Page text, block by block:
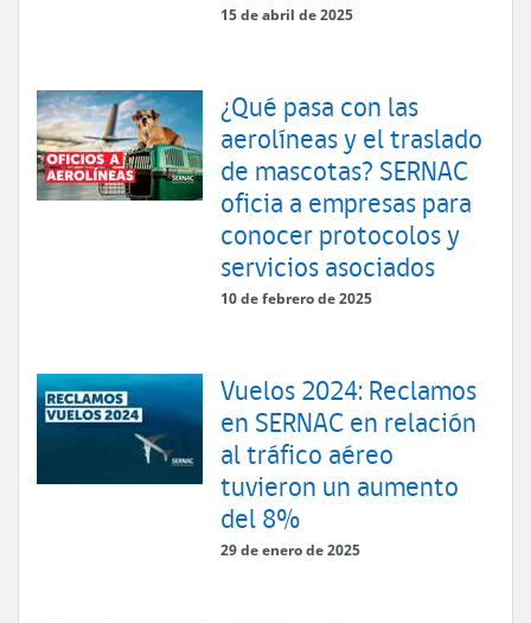
15 de abril de 2025
¿Qué pasa con las
aerolíneas y el traslado
de mascotas? SERNAC
oficia a empresas para
conocer protocolos y
servicios asociados
10 de febrero de 2025
Vuelos 2024: Reclamos
en SERNAC en relación
al tráfico aéreo
tuvieron un aumento
del 8%
29 de enero de 2025